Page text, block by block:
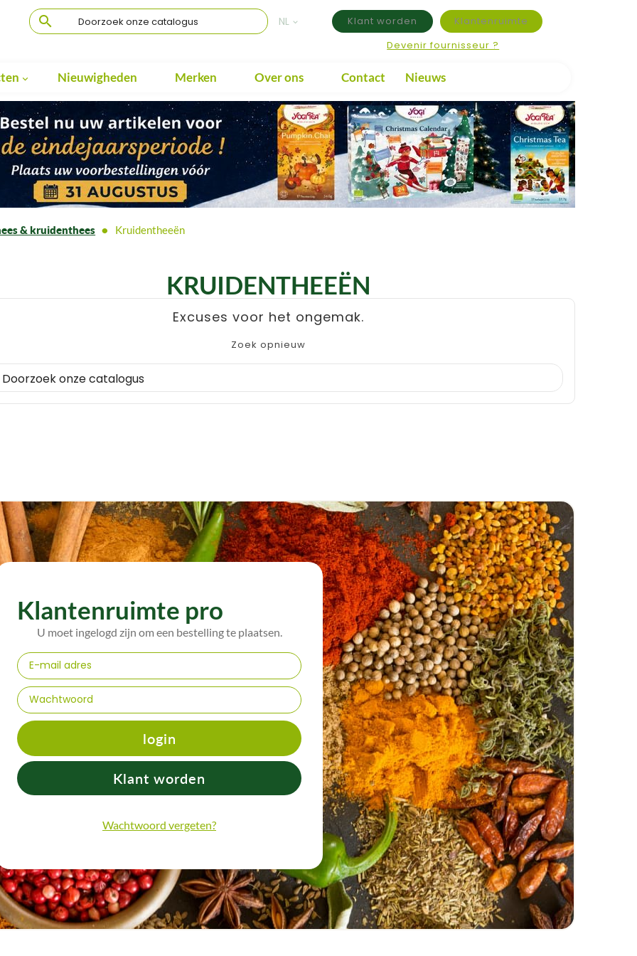
 NL 
Devenir fournisseur ?
Klant worden Klantenruimte
 Nieuwigheden Merken Over ons Contact Nieuws
& kruidenthees Kruidentheeën
KRUIDENTHEEËN
Excuses voor het ongemak.
Zoek opnieuw
Klantenruimte pro
U moet ingelogd zijn om een bestelling te plaatsen.
login
Klant worden
Wachtwoord vergeten?